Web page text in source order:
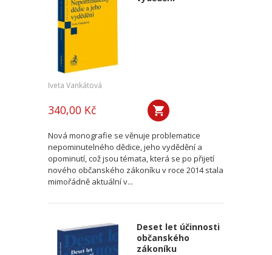
Iveta Vankátová
340,00 Kč
Nová monografie se věnuje problematice
nepominutelného dědice, jeho vydědění a
opominutí, což jsou témata, která se po přijetí
nového občanského zákoníku v roce 2014 stala
mimořádně aktuální v...
Deset let účinnosti
občanského
zákoníku